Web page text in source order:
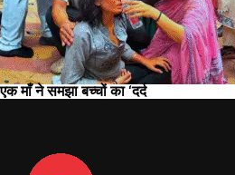
एक माँ ने समझा बच्चों का ‘दर्द